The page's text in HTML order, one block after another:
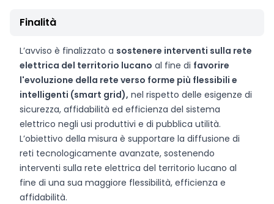
Finalità
L’avviso è finalizzato a sostenere interventi sulla rete
elettrica del territorio lucano al fine di favorire
l'evoluzione della rete verso forme più flessibili e
intelligenti (smart grid), nel rispetto delle esigenze di
sicurezza, affidabilità ed efficienza del sistema
elettrico negli usi produttivi e di pubblica utilità.
L’obiettivo della misura è supportare la diffusione di
reti tecnologicamente avanzate, sostenendo
interventi sulla rete elettrica del territorio lucano al
fine di una sua maggiore flessibilità, efficienza e
affidabilità.